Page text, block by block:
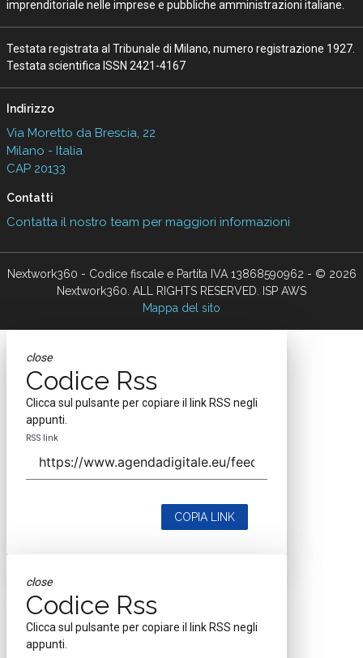
imprenditoriale nelle imprese e pubbliche amministrazioni italiane.
Testata registrata al Tribunale di Milano, numero registrazione 1927.
Testata scientifica ISSN 2421-4167
Indirizzo
Via Moretto da Brescia, 22
Milano - Italia
CAP 20133
Contatti
Contatta il nostro team per maggiori informazioni
Nextwork360 - Codice fiscale e Partita IVA 13868590962 - © 2026
Nextwork360. ALL RIGHTS RESERVED. ISP AWS
Mappa del sito
close
Codice Rss
Clicca sul pulsante per copiare il link RSS negli
appunti.
RSS link
COPIA LINK
close
Codice Rss
Clicca sul pulsante per copiare il link RSS negli
appunti.